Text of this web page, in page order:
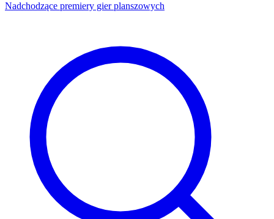
Nadchodzące premiery gier planszowych